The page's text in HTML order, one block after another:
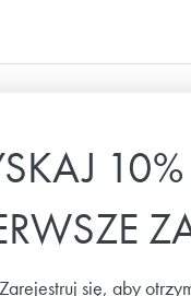
Zapisz
Email
Zarejestruj się, aby